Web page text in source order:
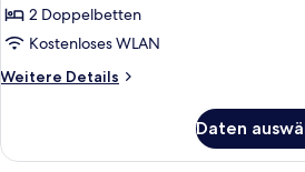
2 Doppelbetten
Kostenloses WLAN
Weitere Details
Weitere
Zweibettzimmer
Daten